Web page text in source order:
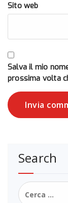
Sito web
Salva il mio
prossima volta
Search
Ricerca
per: